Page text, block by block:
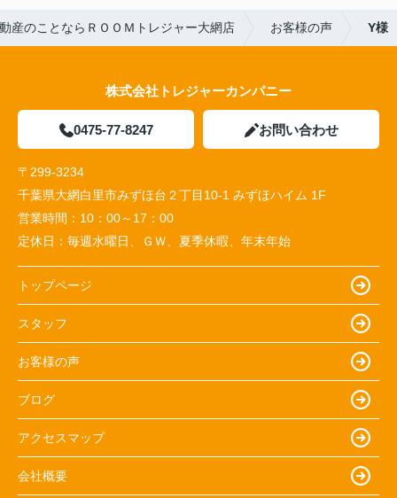
産のことならＲＯＯＭトレジャー大網店 お客様の声 Y様
株式会社トレジャーカンパニー
0475-77-8247 お問い合わせ
〒299-3234
千葉県大網白里市みずほ台２丁目10-1 みずほハイム 1F
営業時間： 10：00～17：00
定休日： 毎週水曜日、ＧＷ、夏季休暇、年末年始
トップページ
スタッフ
お客様の声
ブログ
アクセスマップ
会社概要